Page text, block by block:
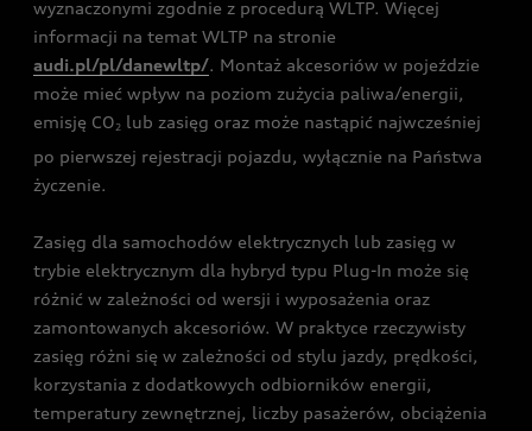
wyznaczonymi zgodnie z procedurą WLTP. Więcej
informacji na temat WLTP na stronie
audi.pl/pl/danewltp/. Montaż akcesoriów w pojeździe
może mieć wpływ na poziom zużycia paliwa/energii,
emisję CO2 lub zasięg oraz może nastąpić najwcześniej
po pierwszej rejestracji pojazdu, wyłącznie na Państwa
życzenie.
Zasięg dla samochodów elektrycznych lub zasięg w
trybie elektrycznym dla hybryd typu Plug-In może się
różnić w zależności od wersji i wyposażenia oraz
zamontowanych akcesoriów. W praktyce rzeczywisty
zasięg różni się w zależności od stylu jazdy, prędkości,
korzystania z dodatkowych odbiorników energii,
temperatury zewnętrznej, liczby pasażerów, obciążenia